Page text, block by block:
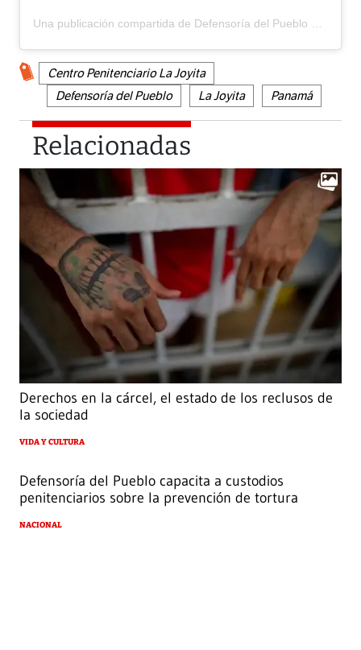
Centro Penitenciario La Joyita
Defensoría del Pueblo
La Joyita Panamá
Relacionadas
Derechos en la cárcel, el estado de los reclusos de
la sociedad
VIDA Y CULTURA
Defensoría del Pueblo capacita a custodios
penitenciarios sobre la prevención de tortura
NACIONAL